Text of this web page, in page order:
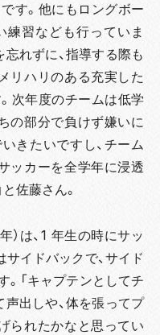
す。他にもロングボー
習なども行っていま
忘れずに、指導する際も
リハリのある充実した
次年度のチームは低学
の部分で負けず嫌いに
きたいですし、チーム
ッカーを全学年に浸透
佐藤さん。
）は、1 年生の時にサッ
イドバックで、サイド
「キャプテンとしてチ
出しや、体を張ってプ
られたかなと思ってい